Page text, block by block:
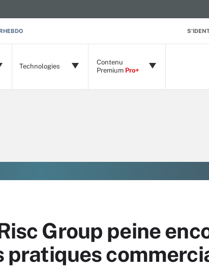
Technologies
Contenu
Premium Pro+
Group peine
pratiques